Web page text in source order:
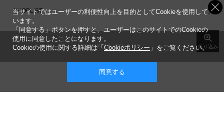
絞り込み
SHOPLIST
©ARPEGE CO., LTD.
表示 ： スマートフォン版 |
当サイトではユーザーの利便性向上を目的としてCookieを使用して
います。
「同意する」ボタンを押すと、ユーザーはこのサイトでのCookieの
使用に同意したことになります。
Cookieの使用に関する詳細は「Cookieポリシー 」をご覧ください。
同意する